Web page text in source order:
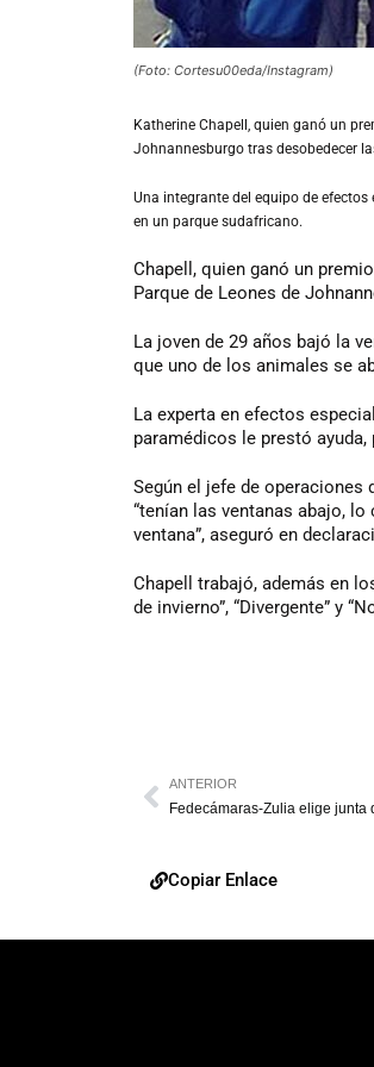
(Foto: Cortesu00eda/Instagram)
Katherine Chapell, quien ganó un
Johnannesburgo tras desobedecer
Una integrante del equipo de efectos
en un parque sudafricano.
Chapell, quien ganó un
Parque de Leones de
La joven de 29 años bajó la
que uno de los animales se
La experta en efectos
paramédicos le prestó
Según el jefe de operaciones
“tenían las ventanas abajo,
ventana”, aseguró en
Chapell trabajó, además en
de invierno”, “Divergente” y
ANTERIOR
Fedecámaras-Zulia elige junta
Copiar Enlace